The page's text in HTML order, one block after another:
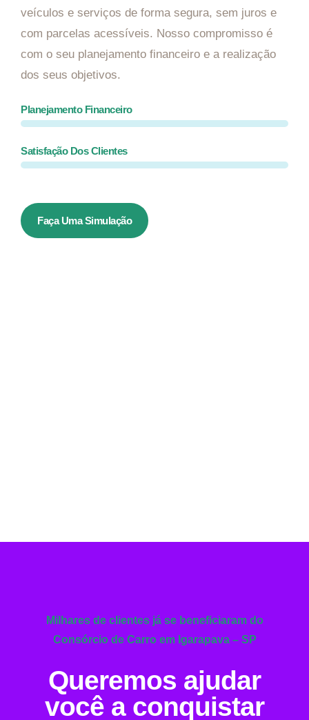
veículos e serviços de forma segura, sem juros e
com parcelas acessíveis. Nosso compromisso é
com o seu planejamento financeiro e a realização
dos seus objetivos.
Planejamento Financeiro
Satisfação Dos Clientes
Faça Uma Simulação
Milhares de clientes já se beneficiaram do
Consórcio de Carro em Igarapava – SP
Queremos ajudar
você a conquistar